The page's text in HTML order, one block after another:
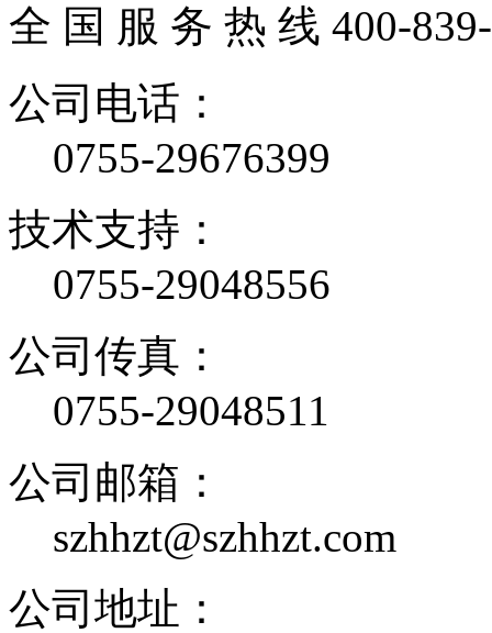
全 国 服 务 热 线 400-
公司电话：
0755-29676399
技术支持：
0755-29048556
公司传真：
0755-29048511
公司邮箱：
szhhzt@szhhzt.com
公司地址：